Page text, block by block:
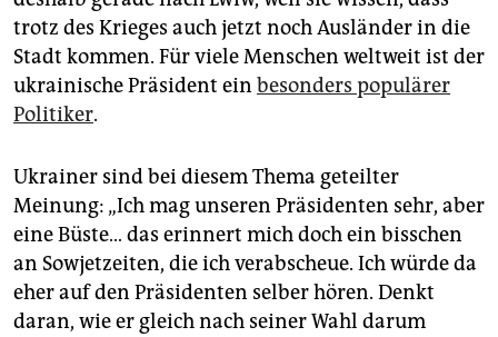
trotz des Krieges auch jetzt noch Ausländer in die
Stadt kommen. Für viele Menschen weltweit ist der
ukrainische Präsident ein besonders populärer
Politiker.
Ukrainer sind bei diesem Thema geteilter
Meinung: „Ich mag unseren Präsidenten sehr, aber
eine Büste… das erinnert mich doch ein bisschen
an Sowjetzeiten, die ich verabscheue. Ich würde da
eher auf den Präsidenten selber hören. Denkt
daran, wie er gleich nach seiner Wahl darum